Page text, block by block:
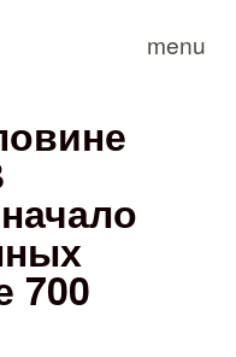
menu
700